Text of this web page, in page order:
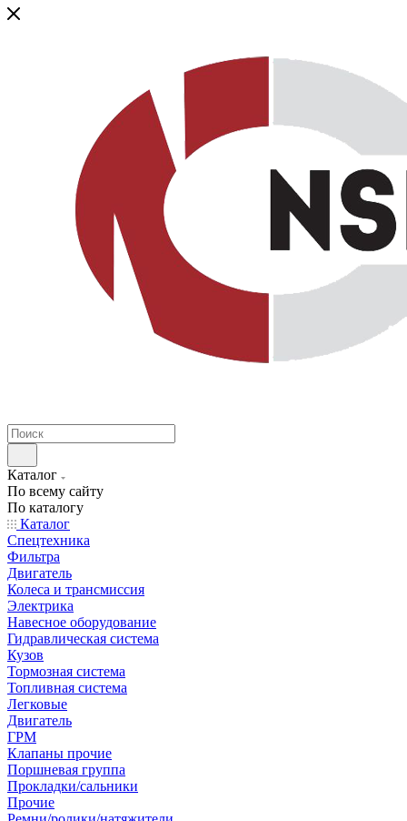
Каталог
По всему сайту
По каталогу
Каталог
Спецтехника
Фильтра
Двигатель
Колеса и трансмиссия
Электрика
Навесное оборудование
Гидравлическая система
Кузов
Тормозная система
Топливная система
Легковые
Двигатель
ГРМ
Клапаны прочие
Поршневая группа
Прокладки/сальники
Прочие